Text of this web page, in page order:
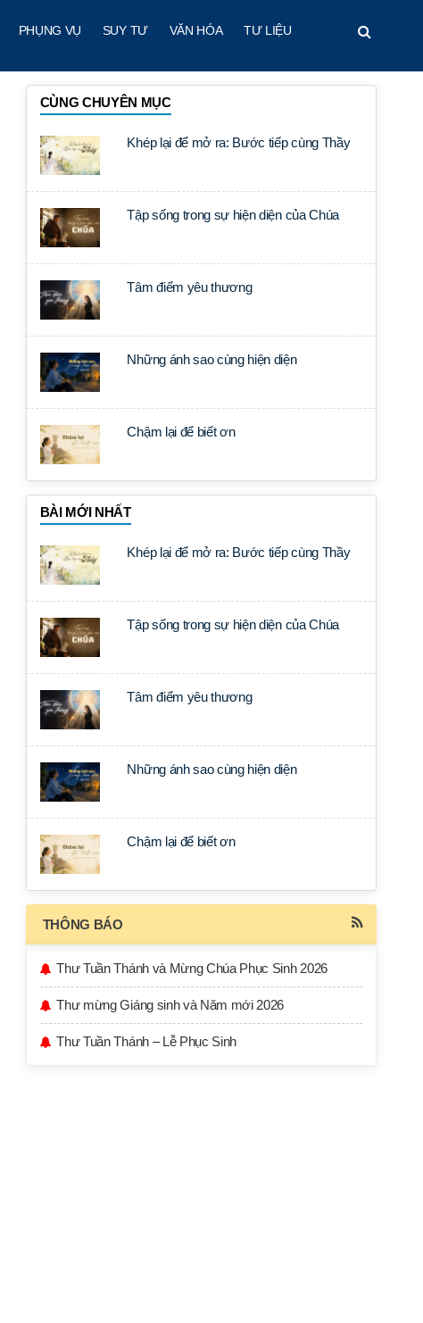
PHỤNG VỤ SUY TƯ VĂN HÓA TƯ LIỆU
CÙNG CHUYÊN MỤC
Khép lại để mở ra: Bước tiếp cùng Thầy
Tập sống trong sự hiện diện của Chúa
Tâm điểm yêu thương
Những ánh sao cùng hiện diện
Chậm lại để biết ơn
BÀI MỚI NHẤT
Khép lại để mở ra: Bước tiếp cùng Thầy
Tập sống trong sự hiện diện của Chúa
Tâm điểm yêu thương
Những ánh sao cùng hiện diện
Chậm lại để biết ơn
THÔNG BÁO
Thư Tuần Thánh và Mừng Chúa Phục Sinh 2026
Thư mừng Giáng sinh và Năm mới 2026
Thư Tuần Thánh – Lễ Phục Sinh